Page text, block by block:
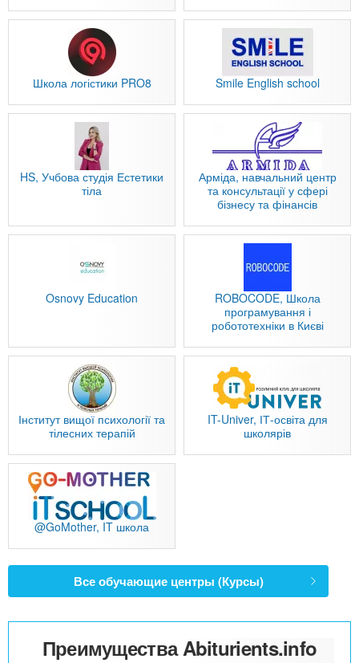
Школа логістики PRO8 Smile English school
HS, Учбова студія Естетики
тіла
Арміда, навчальний центр
та консультації у сфері
бізнесу та фінансів
Osnovy Education
ROBOCODE, Школа
програмування і
робототехніки в Києві
Інститут вищої психології та
тілесних терапій
IT-Univer, ІТ-освіта для
школярів
@GoMother, IT школа
Все обучающие центры (Курсы)
Преимущества Abiturients.info